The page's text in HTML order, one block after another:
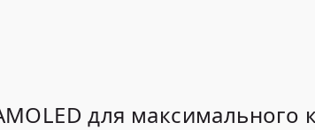
для максимального